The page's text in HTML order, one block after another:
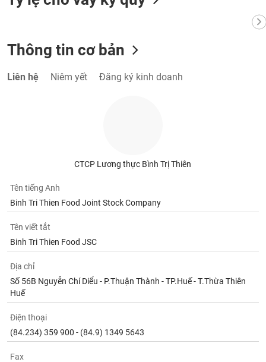
Thông tin cơ bản
Liên hệ Niêm yết Đăng ký kinh doanh
CTCP Lương thực Bình Trị Thiên
Tên tiếng Anh
Binh Tri Thien Food Joint Stock Company
Tên viết tắt
Binh Tri Thien Food JSC
Địa chỉ
Số 56B Nguyễn Chí Diểu - P.Thuận Thành - TP.Huế - T.Thừa Thiên
Huế
Điện thoại
(84.234) 359 900 - (84.9) 1349 5643
Fax
VỤ
SẢN
chứng
khoán
(-)
Tất cả
Lãnh
(-)
Tất cả Người nội bộ Người liên quan Cổ đông lớn